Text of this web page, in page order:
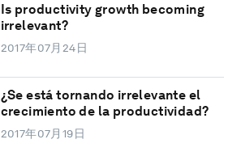
Is productivity growth becoming
irrelevant?
2017年07月24日
¿Se está tornando irrelevante el
crecimiento de la productividad?
2017年07月19日